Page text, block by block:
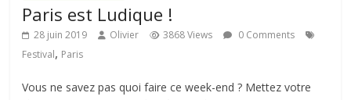
Paris est Ludique !
28 juin 2019 Olivier 3868 Views
0 Comments
Festival, Paris
Vous ne savez pas quoi faire ce week-end ? Mettez votre